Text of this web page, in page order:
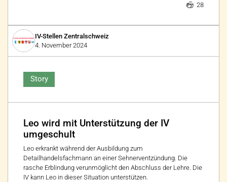
28
IV-Stellen Zentralschweiz
4. November 2024
Story
Leo wird mit Unterstützung der IV
umgeschult
Leo erkrankt während der Ausbildung zum
Detailhandelsfachmann an einer Sehnerventzündung. Die
rasche Erblindung verunmöglicht den Abschluss der Lehre. Die
IV kann Leo in dieser Situation unterstützen.